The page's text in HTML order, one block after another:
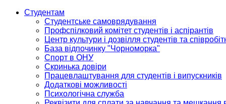
Студентам
Студентське самоврядування
Профспілковий комітет студентів і аспірантів
Центр культури і дозвілля студентів та
База відпочинку "Чорноморка"
Спорт в ОНУ
Скринька довіри
Працевлаштування для студентів і випускників
Додаткові можливості
Психологічна служба